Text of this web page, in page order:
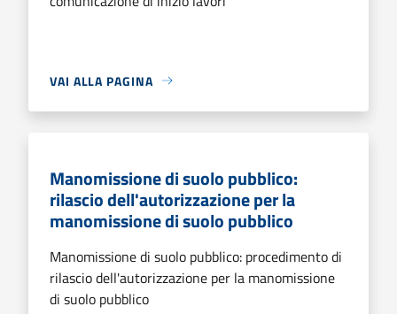
VAI ALLA PAGINA
Manomissione di suolo pubblico:
rilascio dell'autorizzazione per la
manomissione di suolo pubblico
Manomissione di suolo pubblico: procedimento di
rilascio dell'autorizzazione per la manomissione
di suolo pubblico